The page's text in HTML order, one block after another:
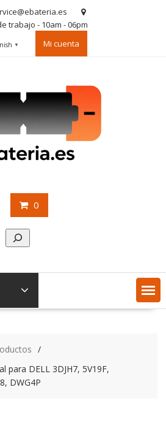
trabajo - 10am - 06pm
▼ Mi cuenta
0
Buscar
para DELL 3DJH7, 5V19F,
DWG4P